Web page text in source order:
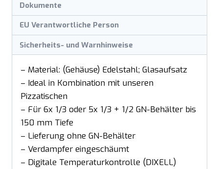
Dokumente
EU Verantwortliche Person
Sicherheits- und Warnhinweise
– Material: (Gehäuse) Edelstahl; Glasaufsatz
– Ideal in Kombination mit unseren
Pizzatischen
– Für 6x 1/3 oder 5x 1/3 + 1/2 GN-Behälter bis
150 mm Tiefe
– Lieferung ohne GN-Behälter
– Verdampfer eingeschäumt
– Digitale Temperaturkontrolle (DIXELL)